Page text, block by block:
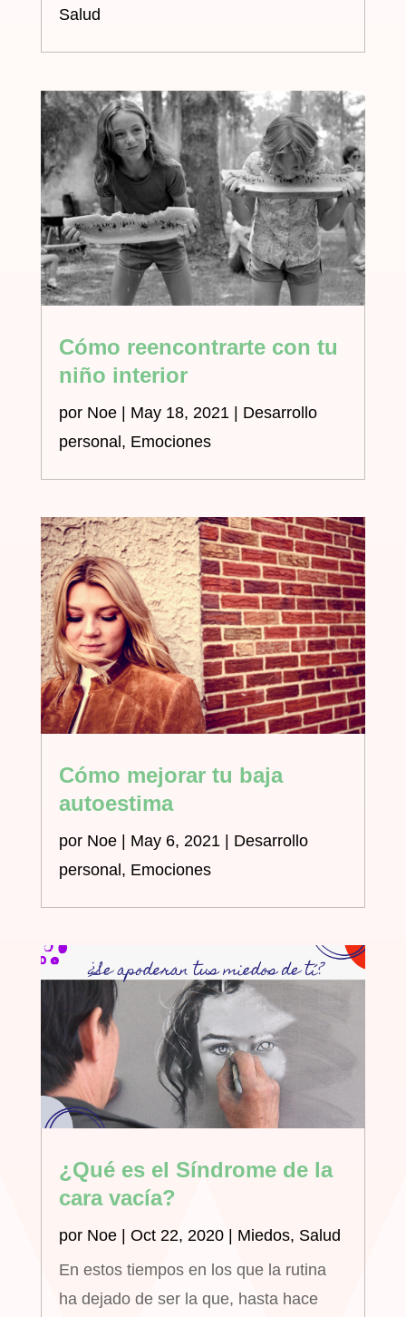
Salud
Cómo reencontrarte con tu
niño interior
por Noe| May 18, 2021 | Desarrollo
personal, Emociones
Cómo mejorar tu baja
autoestima
por Noe| May 6, 2021 | Desarrollo
personal, Emociones
¿Qué es el Síndrome de la
cara vacía?
por Noe| Oct 22, 2020| Miedos, Salud
En estos tiempos en los que la rutina
ha dejado de ser la que, hasta hace